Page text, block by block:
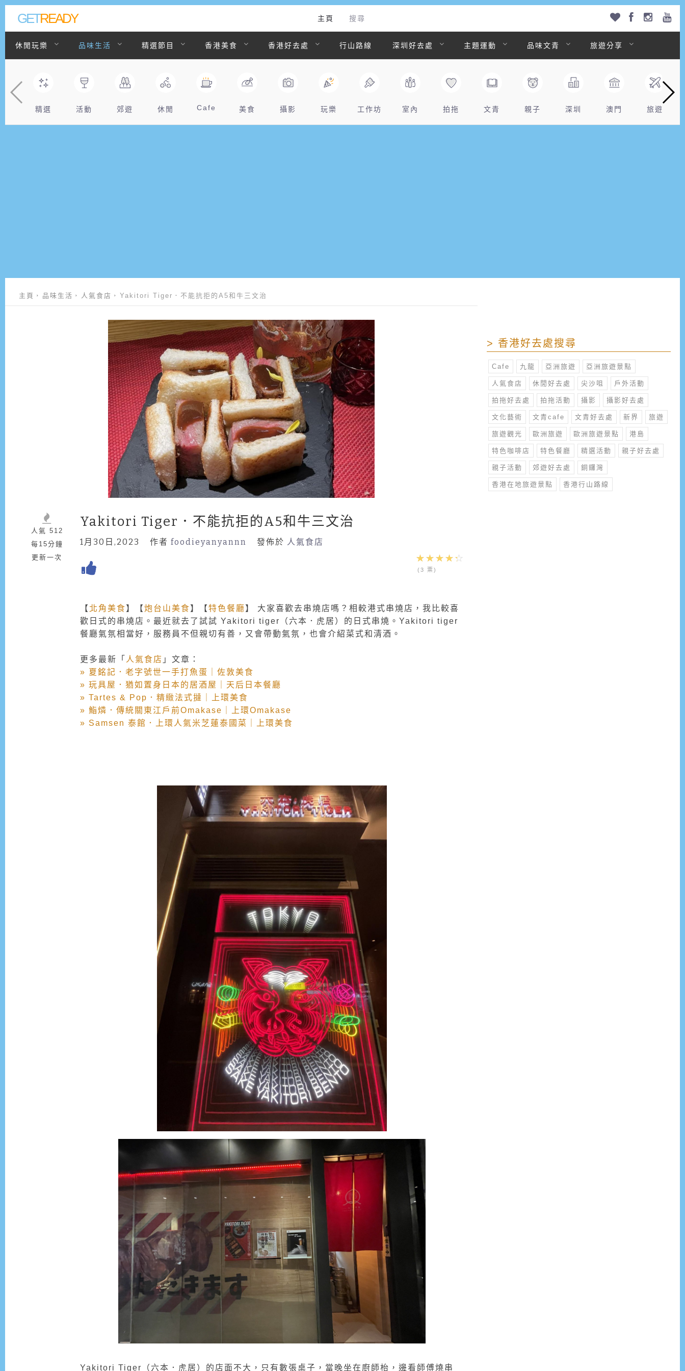
GETREADY 主頁 搜尋
休閒玩樂 品味生活 精選節目 香港美食 香港好去處 行山路線 深圳好去處 主題運動 品味文青 旅遊分享
精選 活動 郊遊 休閒 Cafe 美食 攝影 玩樂 工作坊 室內 拍拖 文青 親子 深圳 澳門 旅遊
主頁 品味生活 人氣食店 Yakitori Tiger．不能抗拒的A5和牛三文治
Yakitori Tiger．不能抗拒的A5和牛三文治
1月30日,2023 作者 foodieyanyannn 發佈於 人氣食店
(3 票)
【 北角美食】【炮台山美食】【特色餐廳】 大家喜歡去串燒店嗎？相較港式串燒店，我比較喜
歡日式的串燒店。最近就去了試試 Yakitori tiger（六本．虎居）的日式串燒。Yakitori tiger
餐廳氣氛相當好，服務員不但親切有善，又會帶動氣氛，也會介紹菜式和清酒。
更多最新「 人氣食店 」文章：
» 夏銘記．老字號世一手打魚蛋｜佐敦美食
» 玩具屋．猶如置身日本的居酒屋｜天后日本餐廳
» Tartes & Pop．精緻法式撻｜上環美食
» 鮨燐．傳統關東江戶前Omakase｜上環Omakase
» Samsen 泰館．上環人氣米芝蓮泰國菜｜上環美食
Yakitori Tiger（六本．虎居）的店面不大，只有數張桌子，當晚坐在廚師枱，邊看師傅燒串
人氣 512
每15分鐘
更新一次
> 香港好去處搜尋
Cafe 九龍 亞洲旅遊 亞洲旅遊景點
人氣食店 休閒好去處 尖沙咀 戶外活動
拍拖好去處 拍拖活動 攝影 攝影好去處
文化藝術 文青cafe 文青好去處 新界 旅遊
旅遊觀光 歐洲旅遊 歐洲旅遊景點 港島
特色咖啡店 特色餐廳 精選活動 親子好去處
親子活動 郊遊好去處 銅鑼灣
香港在地旅遊景點 香港行山路線